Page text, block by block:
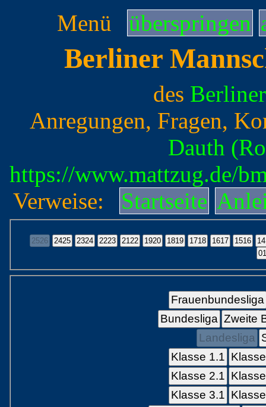
Menü überspringen
Berliner
des
Anregungen, Fragen,
Dauth
https://www.mattzug.de/
Verweise:
Startseite
Frauenbundesliga
Bundesliga Zweite
Landesliga
Klasse 1.1
Klasse 2.1
Klasse 3.1